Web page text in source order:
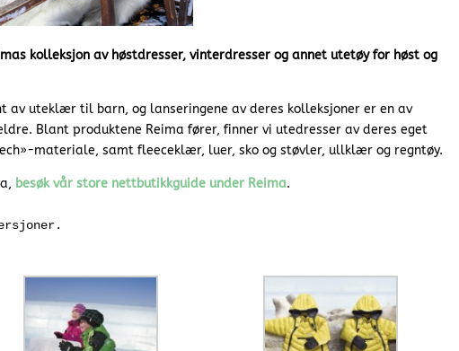
kolleksjon av høstdresser, vinterdresser og annet utetøy for høst og
uteklær til barn, og lanseringene av deres kolleksjoner er en av
Blant produktene Reima fører, finner vi utedresser av deres eget
materiale, samt fleeceklær, luer, sko og støvler, ullklær og regntøy.
besøk vår store nettbutikkguide under Reima.